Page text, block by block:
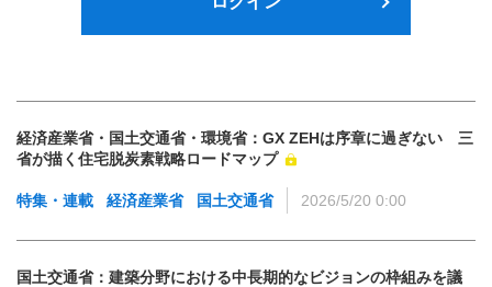
経済産業省・国土交通省・環境省：GX ZEHは序章に過ぎない 三
省が描く住宅脱炭素戦略ロードマップ
特集・連載 経済産業省 国土交通省 2026/5/20 0:00
国土交通省：建築分野における中長期的なビジョンの枠組みを議